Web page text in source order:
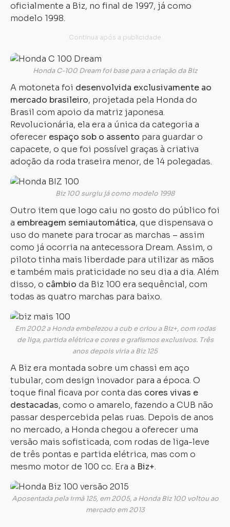
oficialmente a Biz, no final de 1997, já como
modelo 1998.
Honda C-100 Dream foi base para a criação da Biz
A motoneta foi desenvolvida exclusivamente ao
mercado brasileiro, projetada pela Honda do
Brasil com apoio da matriz japonesa.
Revolucionária, ela era a única da categoria a
oferecer espaço sob o assento para guardar o
capacete, o que foi possível graças à criativa
adoção da roda traseira menor, de 14 polegadas.
Biz 100 surgiu já como modelo 1998
Outro item que logo caiu no gosto do público foi
a embreagem semiautomática, que dispensava o
uso do manete para trocar as marchas – assim
como já ocorria na antecessora Dream. Assim, o
piloto tinha mais liberdade para utilizar as mãos
e também mais praticidade no seu dia a dia. Além
disso, o câmbio da Biz 100 era sequêncial, com
todas as quatro marchas para baixo.
Em 2002 a Honda embelezou a cub e criou a Biz+, com rodas
de liga, partida elétrica e cores e grafismos exclusivos. Três
anos depois viria a Biz 125
A Biz era montada sobre um chassi em aço
tubular, com design inovador para a época. O
toque final ficava por conta das cores vivas e
destacadas, como o amarelo, fazendo a CUB não
passar despercebida pelas ruas. Depois de anos
no mercado, a Honda chegou a oferecer uma
versão mais sofisticada, com rodas de liga-leve
de três pontas e partida elétrica, mas com o
mesmo motor de 100 cc. Era a Biz+.
Aposentada pela irmã 125, em 2005, a Honda Biz 100 voltou ao
mercado em 2013